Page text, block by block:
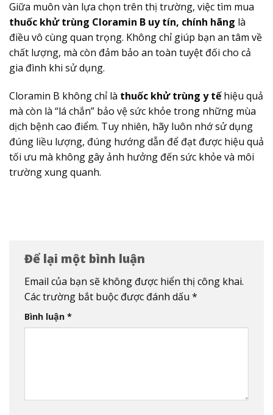
Giữa muôn vàn lựa chọn trên thị trường, việc tìm mua
thuốc khử trùng Cloramin B uy tín, chính hãng là
điều vô cùng quan trọng. Không chỉ giúp bạn an tâm về
chất lượng, mà còn đảm bảo an toàn tuyệt đối cho cả
gia đình khi sử dụng.
Cloramin B không chỉ là thuốc khử trùng y tếhiệu quả
mà còn là “lá chắn” bảo vệ sức khỏe trong những mùa
dịch bệnh cao điểm. Tuy nhiên, hãy luôn nhớ sử dụng
đúng liều lượng, đúng hướng dẫn để đạt được hiệu quả
tối ưu mà không gây ảnh hưởng đến sức khỏe và môi
trường xung quanh.
Để lại một bình luận
Email của bạn sẽ không được hiển thị công khai.
Các trường bắt buộc được đánh dấu *
Bình luận *